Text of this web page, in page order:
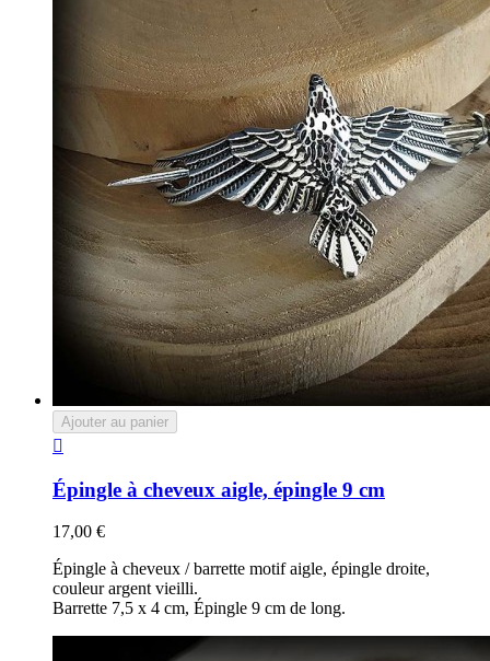
Ajouter au panier

Épingle à cheveux aigle, épingle 9 cm
17,00 €
Épingle à cheveux / barrette motif aigle, épingle droite,
couleur argent vieilli.
Barrette 7,5 x 4 cm, Épingle 9 cm de long.